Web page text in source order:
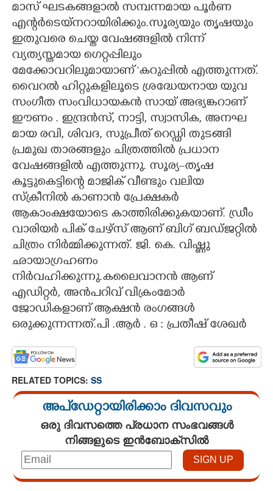
മാസ് ഘടകങ്ങളാൽ സമ്പന്നമായ പൂർണ
എന്റർടെയ്നറായിരിക്കും.സൂര്യയും തൃഷയും
ഇതുവരെ ചെയ്ത വേഷങ്ങളിൽ നിന്ന്
വ്യത്യസ്തമായ ഗെറ്റപ്പിലും
മേക്കോവറിലുമായാണ് ‘കറുപ്പിൽ എത്തുന്നത്.
വൈറൽ ഹിറ്റുകളിലൂടെ ശ്രദ്ധേയനായ യുവ
സംഗീത സംവിധായകൻ സായ് അഭ്യങ്കറാണ്
ഈണം . ഇന്ദ്രൻസ്, നാട്ടി, സ്വാസിക, അനഘ
മായ രവി, ശിവദ, സുപ്രീത് റെഡ്ഡി തുടങ്ങി
പ്രമുഖ താരങ്ങളും ചിത്രത്തിൽ പ്രധാന
വേഷങ്ങളിൽ എത്തുന്നു. സൂര്യ–തൃഷ
കൂട്ടുകെട്ടിന്റെ മാജിക് വീണ്ടും വലിയ
സ്ക്രീനിൽ കാണാൻ പ്രേക്ഷകർ
ആകാംക്ഷയോടെ കാത്തിരിക്കുകയാണ്. ഡ്രീം
വാരിയർ പിക് ചേഴ്സ് ആണ് ബിഗ് ബഡ്ജറ്റിൽ
ചിത്രം നിർമ്മിക്കുന്നത്. ജി. കെ. വിഷ്ണു
ഛായാഗ്രഹണം
നിർവഹിക്കുന്നു.കലൈവാനൻ ആണ്
എഡിറ്റർ,​ അൻപറിവ് വിക്രംമോർ
ജോഡികളാണ് ആക്ഷൻ രംഗങ്ങൾ
ഒരുക്കുന്നന്നത്.പി .ആർ . ഒ : പ്രതീഷ് ശേഖർ
RELATED TOPICS: SS
അപ്ഡേറ്റായിരിക്കാം ദിവസവും
ഒരു ദിവസത്തെ പ്രധാന സംഭവങ്ങൾ
നിങ്ങളുടെ ഇൻബോക്സിൽ